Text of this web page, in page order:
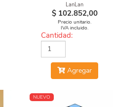
LanLan
$ 102.852,00
Precio unitario.
IVA incluido.
Cantidad:
Agregar
NUEVO